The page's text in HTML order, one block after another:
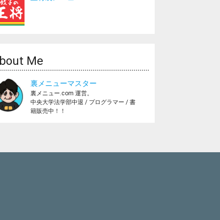
Me
裏メニューマスター
裏メニュー.com 運営。
中央大学法学部中退 / プログラマー / 書
籍販売中！！